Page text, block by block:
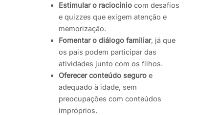
Estimular o raciocínio com desafios
e quizzes que exigem atenção e
memorização.
Fomentar o diálogo familiar, já que
os pais podem participar das
atividades junto com os filhos.
Oferecer conteúdo seguro e
adequado à idade, sem
preocupações com conteúdos
impróprios.